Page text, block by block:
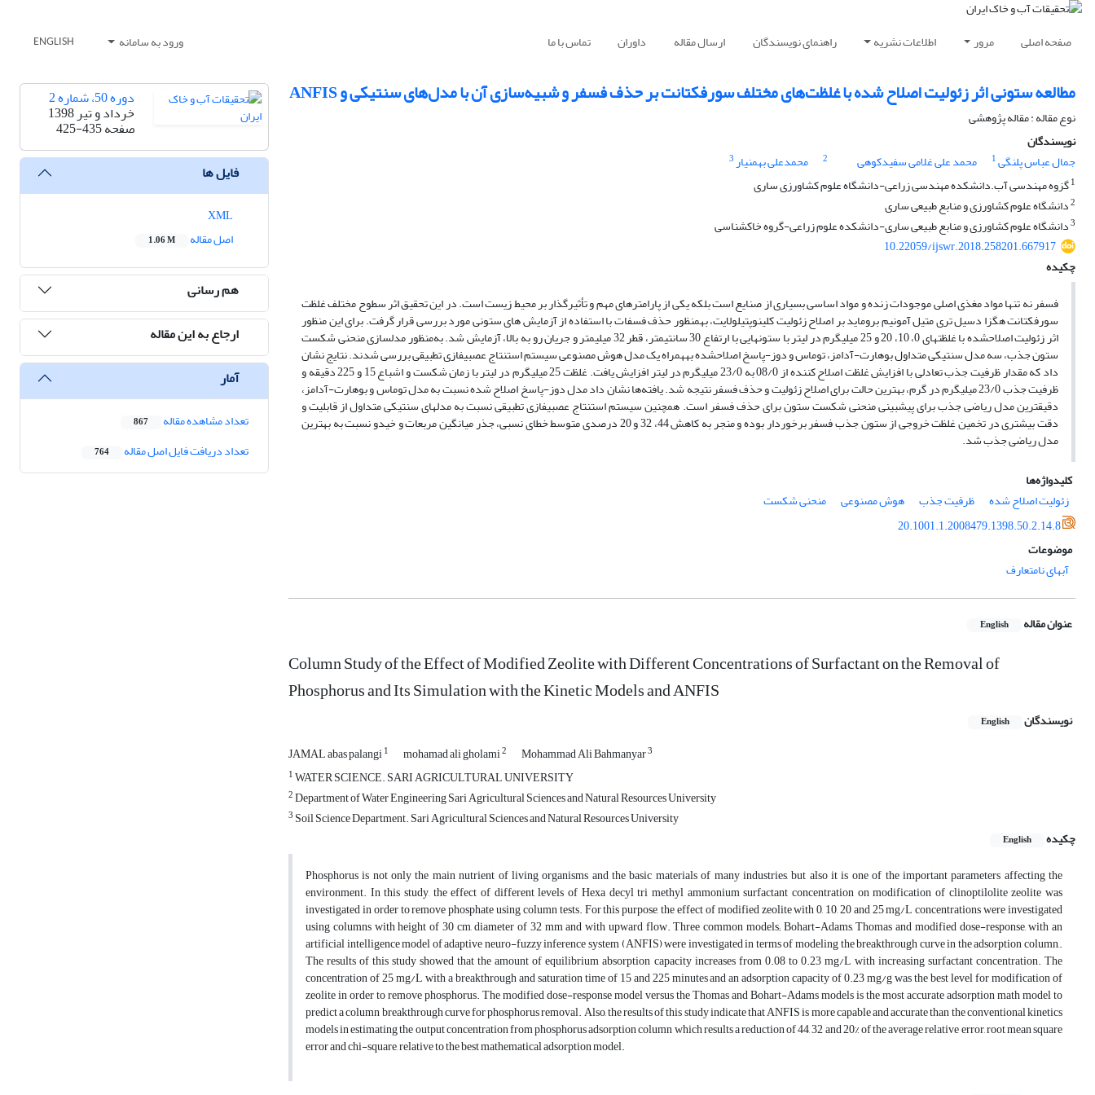
صفحه اصلی مرور اطلاعات نشریه راهنمای نویسندگان ارسال مقاله داوران تماس با ما ورود به سامانه ENGLISH
مطالعه ستونی اثر زئولیت اصلاح شده با غلظت‌های مختلف سورفکتانت بر حذف فسفر و شبیه‌سازی آن با مدل‌های سنتیکی و ANFIS
نوع مقاله : مقاله پژوهشی
نویسندگان
جمال عباس پلنگی1 محمد علی غلامی سفیدکوهی 2 محمدعلی بهمنیار3
1گزوه مهندسی آب.دانشکده مهندسی زراعی-دانشگاه علوم کشاورزی ساری
2دانشگاه علوم کشاورزی و منابع طبیعی ساری
3دانشگاه علوم کشاورزی و منابع طبیعی ساری-دانشکده علوم زراعی-گروه خاکشناسی
10.22059/ijswr.2018.258201.667917
چکیده
فسفر نه تنها مواد مغذی اصلی موجودات زنده و مواد اساسی بسیاری از صنایع است بلکه یکی از پارامترهای مهم و تأثیر­گذار بر محیط زیست است. در این تحقیق اثر سطوح مختلف غلظت
سورفکتانت هگزا دسیل تری­ متیل ­آمونیم ­بروماید بر اصلاح زئولیت کلینوپتیلولایت، به­منظور حذف فسفات با استفاده از آزمایش های ستونی مورد بررسی قرار گرفت. برای این منظور
اثر زئولیت اصلاح­شده با غلظت­های 0، 10، 20 و 25 میلی­گرم در لیتر با ستون­هایی با ارتفاع 30 سانتی­متر، قطر 32 میلی­متر و جریان رو به بالا، آزمایش شد. به‌منظور مدل­سازی منحنی شکست
ستون جذب، سه مدل­ سنتیکی متداول بوهارت-آدامز، توماس و دوز-پاسخ اصلاح­شده به­همراه یک مدل هوش مصنوعی سیستم استنتاج عصبی­فازی تطبیقی بررسی شدند. نتایج نشان
داد که مقدار ظرفیت جذب تعادلی با افزایش غلظت اصلاح کننده از 08/0 به 23/0 میلی­گرم در لیتر افزایش یافت. غلظت 25 میلی­گرم در لیتر با زمان شکست و اشباع 15 و 225 دقیقه و
ظرفیت جذب 23/0 میلی­گرم در گرم، بهترین حالت برای اصلاح زئولیت و حذف فسفر نتیجه شد. یافته‌ها نشان داد مدل دوز-پاسخ اصلاح شده نسبت به مدل توماس و بوهارت-آدامز،
دقیق­ترین مدل ریاضی جذب برای پیش­بینی منحنی شکست ستون برای حذف فسفر است. همچنین سیستم استنتاج عصبی­فازی تطبیقی نسبت به مدل­های سنتیکی متداول از قابلیت و
دقت بیشتری در تخمین غلظت خروجی از ستون جذب فسفر برخوردار بوده و منجر به کاهش 44، 32 و 20 درصدی متوسط خطای نسبی، جذر میانگین مربعات و خی­دو نسبت به بهترین
مدل ریاضی جذب شد.
کلیدواژه‌ها
زئولیت اصلاح شده
ظرفیت جذب هوش مصنوعی
منحنی شکست
20.1001.1.2008479.1398.50.2.14.8
موضوعات
آبهای نامتعارف
عنوان مقاله English
Column Study of the Effect of Modified Zeolite with Different Concentrations of Surfactant on the Removal of
Phosphorus and Its Simulation with the Kinetic Models and ANFIS
نویسندگان English
JAMAL abas palangi1 mohamad ali gholami2 Mohammad Ali Bahmanyar3
1WATER SCIENCE. SARI AGRICULTURAL UNIVERSITY
2Department of Water Engineering Sari Agricultural Sciences and Natural Resources University
3 Soil Science Department. Sari Agricultural Sciences and Natural Resources University
چکیده
English
Phosphorus is not only the main nutrient of living organisms and the basic materials of many industries, but also it is one of the important parameters affecting the
environment. In this study, the effect of different levels of Hexa decyl tri methyl ammonium surfactant concentration on modification of clinoptilolite zeolite was
investigated in order to remove phosphate using column tests. For this purpose, the effect of modified zeolite with 0, 10, 20 and 25 mg/L concentrations were investigated
using columns with height of 30 cm, diameter of 32 mm and with upward flow. Three common models; Bohart-Adams, Thomas and modified dose-response, with an
artificial intelligence model of adaptive neuro-fuzzy inference system (ANFIS) were investigated in terms of modeling the breakthrough curve in the adsorption column,.
The results of this study showed that the amount of equilibrium absorption capacity increases from 0.08 to 0.23 mg/L with increasing surfactant concentration. The
concentration of 25 mg/L with a breakthrough and saturation time of 15 and 225 minutes and an adsorption capacity of 0.23 mg/g was the best level for modification of
zeolite in order to remove phosphorus. The modified dose-response model versus the Thomas and Bohart-Adams models is the most accurate adsorption math model to
predict a column breakthrough curve for phosphorus removal. Also, the results of this study indicate that ANFIS is more capable and accurate than the conventional kinetics
models in estimating the output concentration from phosphorus adsorption column which results a reduction of 44, 32 and 20% of the average relative error, root mean square
error and chi-square, relative to the best mathematical adsorption model.
دوره 50، شماره 2
خرداد و تیر 1398
صفحه425-435
فایل ها
اصل مقاله
1.06 M
هم رسانی
ارجاع به این مقاله
آمار
تعداد مشاهده مقاله 867
تعداد دریافت فایل اصل مقاله 764